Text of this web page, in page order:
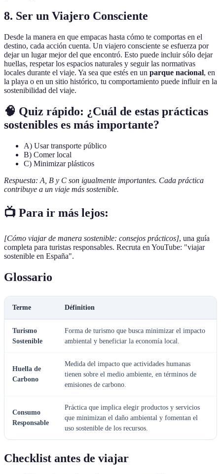
8. Ser un Viajero Consciente
Desde la manera en que empacas hasta cómo te comportas en el
destino, cada acción cuenta. Un viajero consciente se esfuerza por
dejar un lugar mejor del que encontró. Esto puede incluir sólo dejar
huellas, respetar los espacios naturales y seguir las normativas
locales durante el viaje. Ya sea que estés en un parque nacional, en
la playa o en un sitio histórico, tu comportamiento puede influir en la
sostenibilidad del viaje.
🧠 Quiz rápido: ¿Cuál de estas prácticas
sostenibles es más importante?
A) Usar transporte público
B) Comer local
C) Minimizar plásticos
Respuesta: A, B y C son igualmente importantes. Cada práctica
contribuye a un viaje más sostenible.
📺 Para ir más lejos:
[Cómo viajar de manera sostenible: consejos prácticos], una guía
completa para turistas responsables. Recruta en YouTube: "viajar
sostenible en España".
Glossario
Terme Définition
Turismo
Sostenible
Forma de turismo que busca minimizar el impacto
ambiental y beneficiar la economía local.
Huella de
Carbono
Medida del impacto que actividades humanas
tienen sobre el medio ambiente, en términos de
emisiones de carbono.
Consumo
Responsable
Práctica que implica elegir productos y servicios
que minimizan el daño ambiental y fomentan el
uso sostenible de los recursos.
Checklist antes de viajar